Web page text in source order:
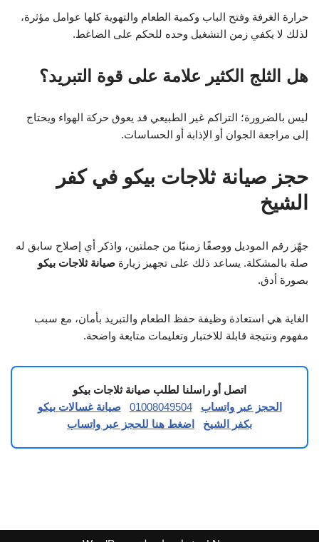
حرارة الغرفة وفتح الباب وكمية الطعام والتهوية كلها عوامل مؤثرة،
لذلك لا يكفي زمن التشغيل وحده للحكم على الضاغط.
هل الثلج الكثير علامة على قوة التبريد؟
ليس بالضرورة؛ التراكم غير الطبيعي قد يعوق حركة الهواء ويحتاج
إلى مراجعة الجوان أو الإذابة أو الحساسات.
حجز صيانة ثلاجات بيكو في كفر
الشيخ
جهّز رقم الموديل ووصفًا زمنيًا من جملتين، واذكر أي إصلاح سابق له
صلة بالمشكلة. يساعد ذلك على تجهيز زيارة صيانة ثلاجات بيكو
بصورة أدق.
الغاية هي استعادة وظيفة حفظ الطعام والتبريد بأمان، مع سبب
مفهوم ونتيجة قابلة للاختبار وتعليمات متابعة واضحة.
اتصل أو راسلنا لطلب صيانة ثلاجات بيكو
الحجز عبر واتساب
01008049504
صيانة غسالات بيكو
بكفر الشيخ
اضغط هنا للحجز عبر واتساب